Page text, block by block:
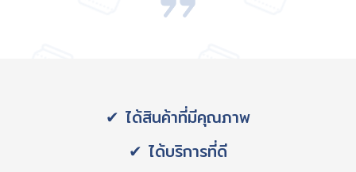
✔ ได้สินค้าที่มีคุณภาพ
✔ ได้บริการที่ดี